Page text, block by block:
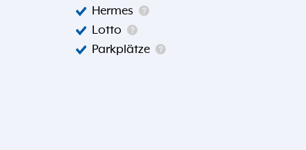
Hermes
Lotto
Parkplätze